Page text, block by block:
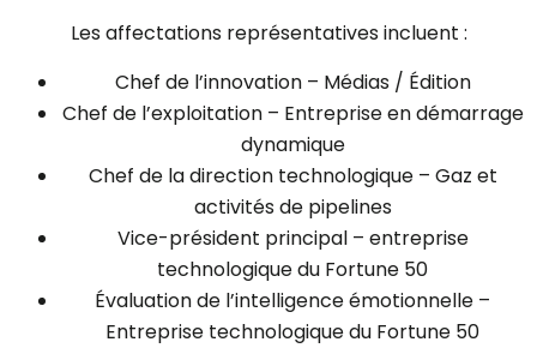
Les affectations représentatives incluent :
Chef de l’innovation – Médias / Édition
Chef de l’exploitation – Entreprise en démarrage
dynamique
Chef de la direction technologique – Gaz et
activités de pipelines
Vice-président principal – entreprise
technologique du Fortune 50
Évaluation de l’intelligence émotionnelle –
Entreprise technologique du Fortune 50